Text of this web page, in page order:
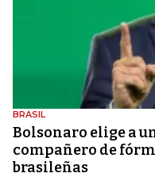
BRASIL
Bolsonaro elige a
compañero de
brasileñas